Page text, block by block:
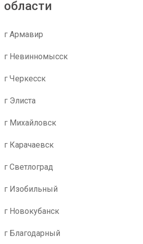
области
г Армавир
г Невинномысск
г Черкесск
г Элиста
г Михайловск
г Карачаевск
г Светлоград
г Изобильный
г Новокубанск
г Благодарный